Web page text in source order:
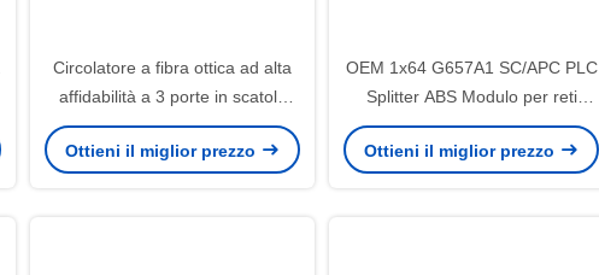
Circolatore a fibra ottica ad alta
affidabilità a 3 porte in scatola
ABS con connettore SC
Ottieni il miglior prezzo
OEM 1x64 G657A1 SC/APC PLC
Splitter ABS Modulo per reti
FTTH PON
Ottieni il miglior prezzo